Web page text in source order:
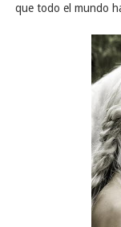
que todo el mundo